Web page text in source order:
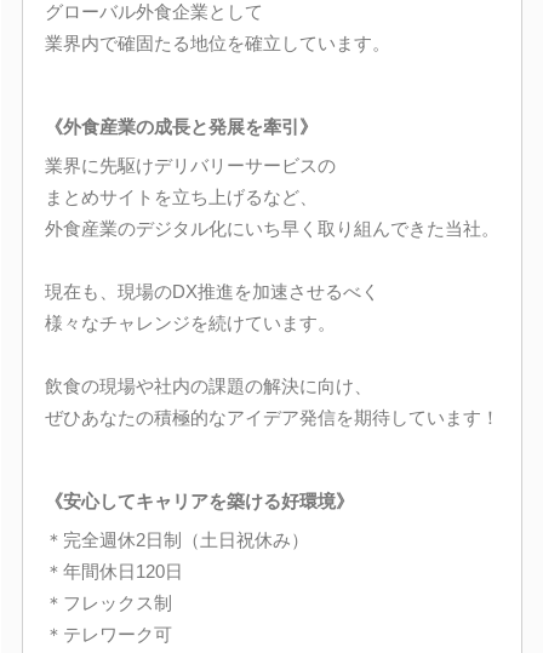
グローバル外食企業として
業界内で確固たる地位を確立しています。
《外食産業の成長と発展を牽引》
業界に先駆けデリバリーサービスの
まとめサイトを立ち上げるなど、
外食産業のデジタル化にいち早く取り組んできた当社。
現在も、現場のDX推進を加速させるべく
様々なチャレンジを続けています。
飲食の現場や社内の課題の解決に向け、
ぜひあなたの積極的なアイデア発信を期待しています！
《安心してキャリアを築ける好環境》
＊完全週休2日制（土日祝休み）
＊年間休日120日
＊フレックス制
＊テレワーク可